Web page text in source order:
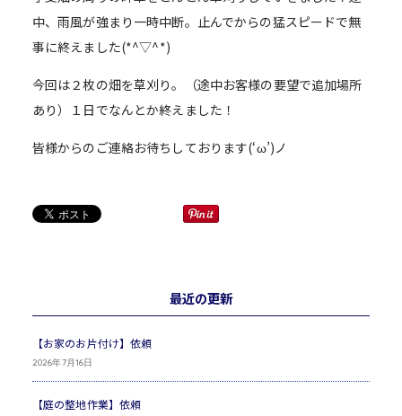
中、雨風が強まり一時中断。止んでからの猛スピードで無
事に終えました(*^▽^*)
今回は２枚の畑を草刈り。（途中お客様の要望で追加場所
あり）１日でなんとか終えました！
皆様からのご連絡お待ちしております(‘ω’)ノ
最近の更新
【お家のお片付け】依頼
2026年7月16日
【庭の整地作業】依頼